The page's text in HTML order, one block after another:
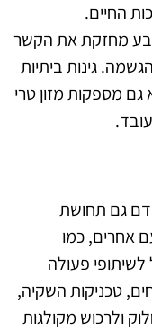
החיים.
מחזקת את הקשר
גינות ביתיות
מספקות מזון טרי
גם תחושת
אחרים, כמו
לשיתופי פעולה
טכניקות השקיה,
ולרכוש מקולגות